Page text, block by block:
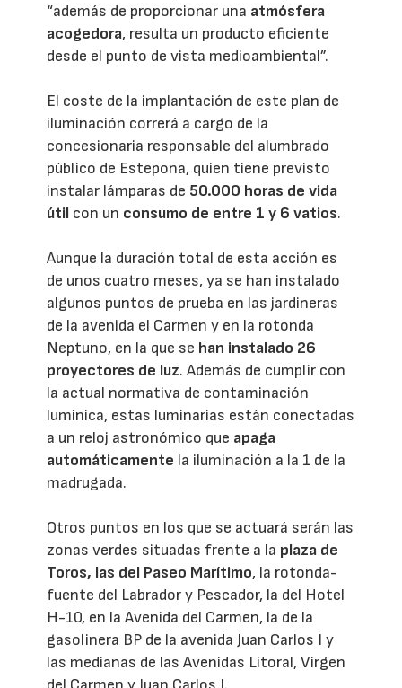
“además de proporcionar una atmósfera
acogedora, resulta un producto eficiente
desde el punto de vista medioambiental”.
El coste de la implantación de este plan de
iluminación correrá a cargo de la
concesionaria responsable del alumbrado
público de Estepona, quien tiene previsto
instalar lámparas de 50.000 horas de vida
útil con un consumo de entre 1 y 6 vatios.
Aunque la duración total de esta acción es
de unos cuatro meses, ya se han instalado
algunos puntos de prueba en las jardineras
de la avenida el Carmen y en la rotonda
Neptuno, en la que se han instalado 26
proyectores de luz. Además de cumplir con
la actual normativa de contaminación
lumínica, estas luminarias están conectadas
a un reloj astronómico que apaga
automáticamente la iluminación a la 1 de la
madrugada.
Otros puntos en los que se actuará serán las
zonas verdes situadas frente a la plaza de
Toros, las del Paseo Marítimo, la rotonda-
fuente del Labrador y Pescador, la del Hotel
H-10, en la Avenida del Carmen, la de la
gasolinera BP de la avenida Juan Carlos I y
las medianas de las Avenidas Litoral, Virgen